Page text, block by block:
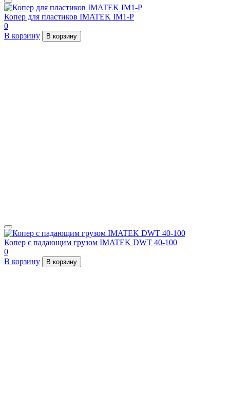
Копер для пластиков IMATEK IM1-P
0
В корзину
В корзину
Копер с падающим грузом IMATEK DWT 40-100
0
В корзину
В корзину